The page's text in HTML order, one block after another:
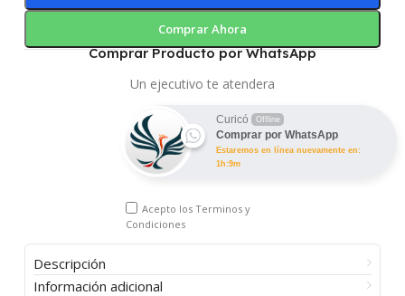
Comprar Ahora
Comprar Producto por WhatsApp
Un ejecutivo te atendera
Curicó Offline
Comprar por WhatsApp
Estaremos en línea nuevamente en:
1h:9m
Acepto losTerminos y
Condiciones
Descripción
Información adicional